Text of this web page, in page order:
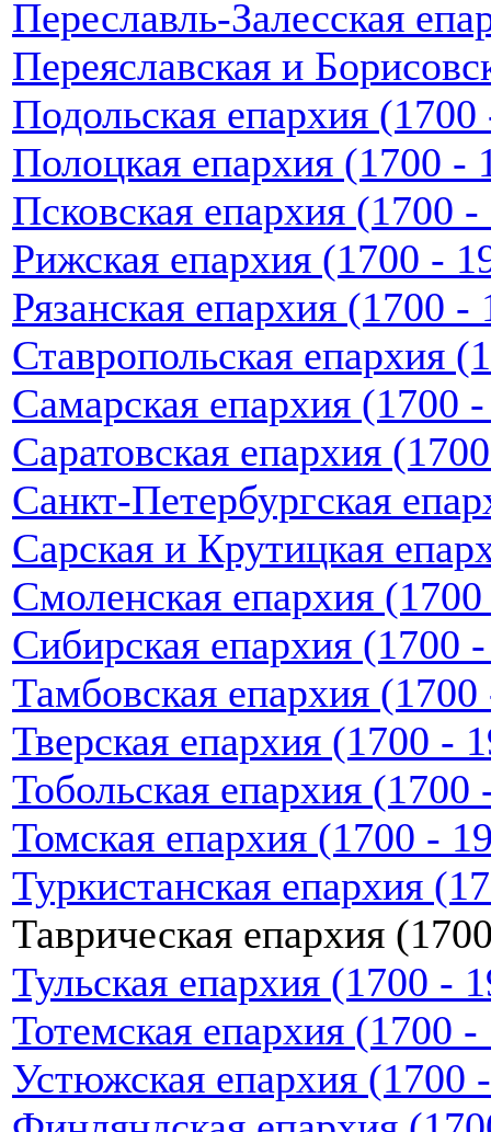
Переславль-Залесская
Переяславская и
Подольская епархия (1700
Полоцкая епархия (1700 -
Псковская епархия (1700 -
Рижская епархия (1700 -
Рязанская епархия (1700 -
Ставропольская епархия
Самарская епархия (1700
Саратовская епархия
Санкт-Петербургская
Сарская и Крутицкая
Смоленская епархия
Сибирская епархия (1700
Тамбовская епархия (1700
Тверская епархия (1700 -
Тобольская епархия (1700
Томская епархия (1700 -
Туркистанская епархия
Таврическая епархия
Тульская епархия (1700 -
Тотемская епархия (1700 -
Устюжская епархия (1700